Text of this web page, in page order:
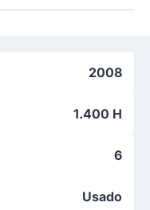
2008
1.400 H
6
Usado